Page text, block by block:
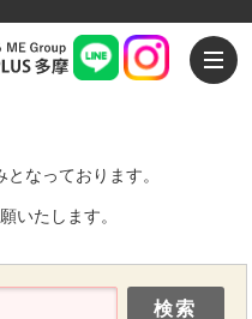
なっております。
いたします。